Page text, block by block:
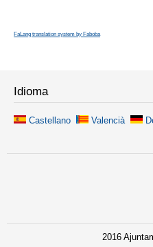
FaLang translation system by Faboba
Idioma
Castellano Valencià
2016